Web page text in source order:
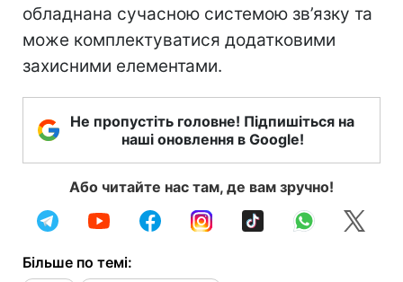
обладнана сучасною системою зв’язку та
може комплектуватися додатковими
захисними елементами.
Не пропустіть головне! Підпишіться на
наші оновлення в Google!
Або читайте нас там, де вам зручно!
Більше по темі: